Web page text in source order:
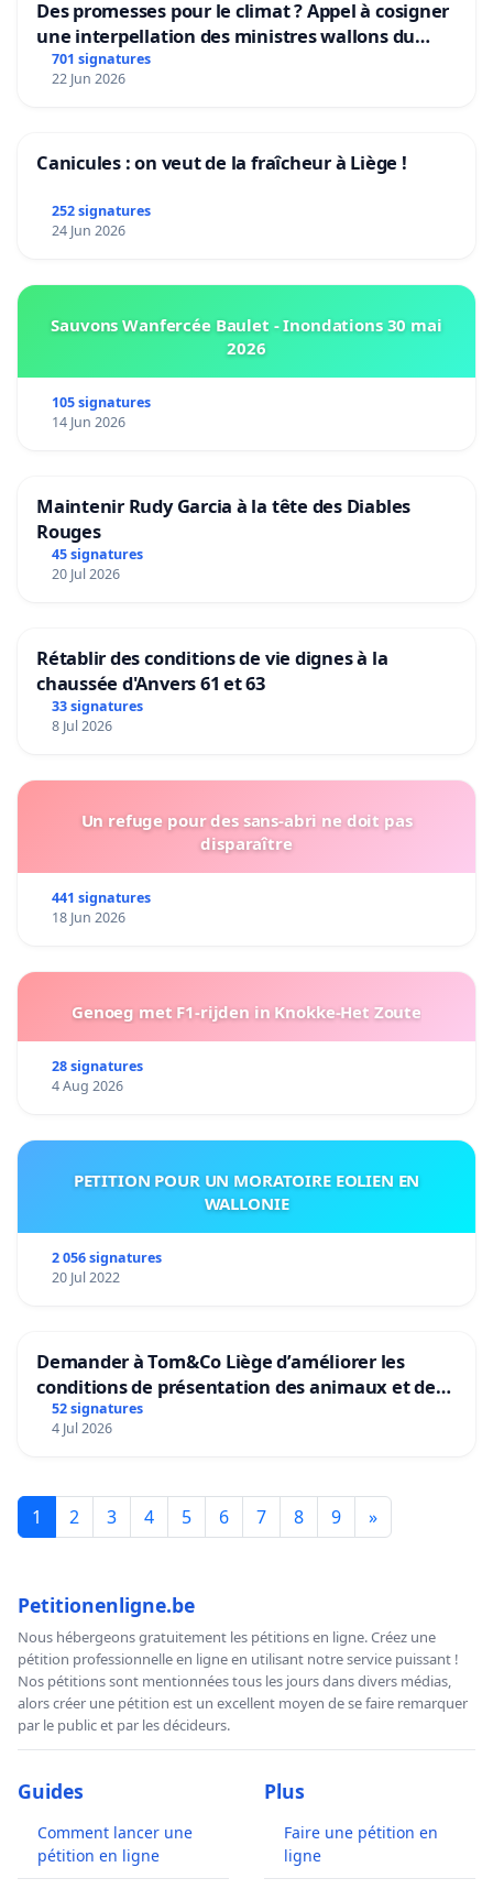
Des promesses pour le climat ? Appel à cosigner
une interpellation des ministres wallons du
climat et de l’environnement.
701 signatures
22 Jun 2026
Canicules : on veut de la fraîcheur à Liège !
252 signatures
24 Jun 2026
Sauvons Wanfercée Baulet - Inondations 30 mai
2026
105 signatures
14 Jun 2026
Maintenir Rudy Garcia à la tête des Diables
Rouges
45 signatures
20 Jul 2026
Rétablir des conditions de vie dignes à la
chaussée d'Anvers 61 et 63
33 signatures
8 Jul 2026
Un refuge pour des sans-abri ne doit pas
disparaître
441 signatures
18 Jun 2026
Genoeg met F1-rijden in Knokke-Het Zoute
28 signatures
4 Aug 2026
PETITION POUR UN MORATOIRE EOLIEN EN
WALLONIE
2 056 signatures
20 Jul 2022
Demander à Tom&Co Liège d’améliorer les
conditions de présentation des animaux et de
mettre fin à la vente d’animaux en magasin
52 signatures
4 Jul 2026
1 2 3 4 5 6 7 8 9 »
Petitionenligne.be
Nous hébergeons gratuitement les pétitions en ligne. Créez une
pétition professionnelle en ligne en utilisant notre service puissant !
Nos pétitions sont mentionnées tous les jours dans divers médias,
alors créer une pétition est un excellent moyen de se faire remarquer
par le public et par les décideurs.
Guides
Comment lancer une
pétition en ligne
Plus
Faire une pétition en
ligne